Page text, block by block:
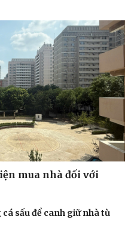
mua nhà đối với
sấu để canh giữ nhà tù